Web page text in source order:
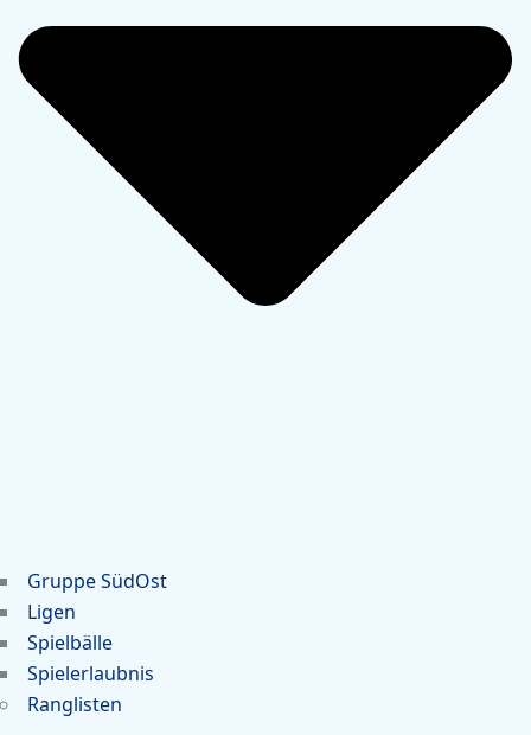
Gruppe SüdOst
Ligen
Spielbälle
Spielerlaubnis
Ranglisten